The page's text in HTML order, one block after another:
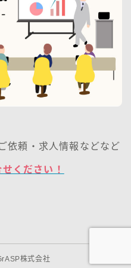
依頼・求人情報などなど
ください！
株式会社